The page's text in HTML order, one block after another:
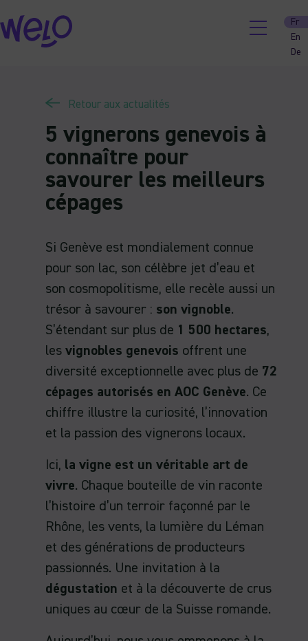
Skip
to
content
Fr
En
De
Retour aux actualités
5 vignerons genevois à
connaître pour
savourer les meilleurs
cépages
Si Genève est mondialement connue
pour son lac, son célèbre jet d’eau et
son cosmopolitisme, elle recèle aussi un
trésor à savourer : son vignoble.
S’étendant sur plus de 1 500 hectares,
les vignobles genevois offrent une
diversité exceptionnelle avec plus de 72
cépages autorisés en AOC Genève. Ce
chiffre illustre la curiosité, l’innovation
et la passion des vignerons locaux.
Ici, la vigne est un véritable art de
vivre. Chaque bouteille de vin raconte
l’histoire d’un terroir façonné par le
Rhône, les vents, la lumière du Léman
et des générations de producteurs
passionnés. Une invitation à la
dégustation et à la découverte de crus
uniques au cœur de la Suisse romande.